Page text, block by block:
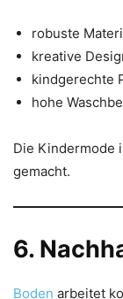
robuste
kreative
kindgerechte
hohe
Die Kindermode
gemacht.
6.
Boden arbeitet